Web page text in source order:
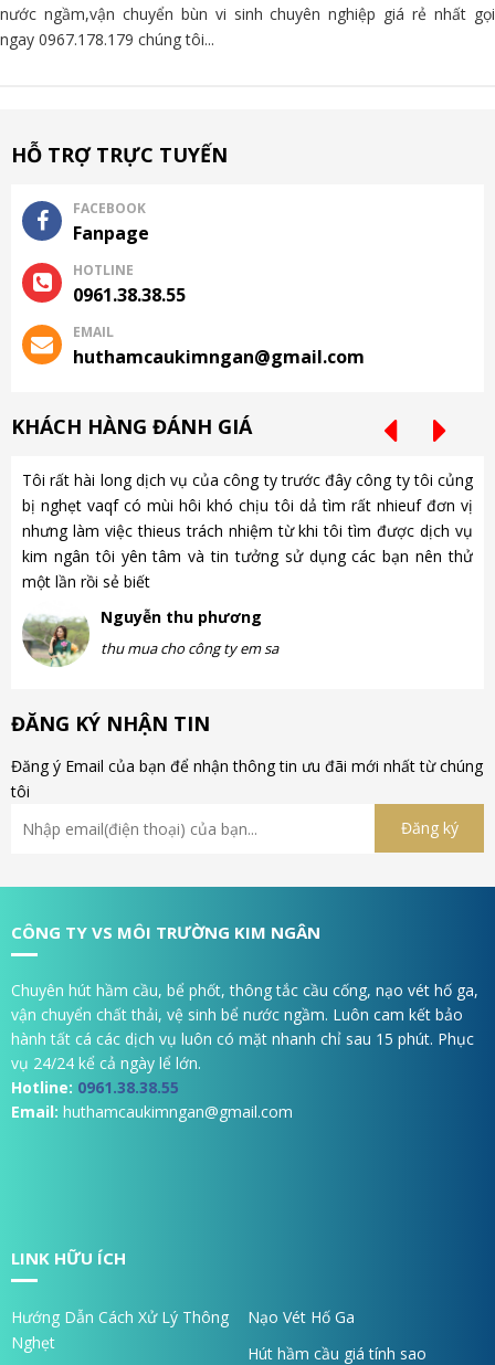
nước ngầm,vận chuyển bùn vi sinh chuyên nghiệp giá rẻ nhất gọi
ngay 0967.178.179 chúng tôi...
HỖ TRỢ TRỰC TUYẾN
FACEBOOK
Fanpage
HOTLINE
0961.38.38.55
EMAIL
huthamcaukimngan@gmail.com
KHÁCH HÀNG ĐÁNH GIÁ
Tôi rất hài long dịch vụ của công ty trước đây công ty tôi củng
bị nghẹt vaqf có mùi hôi khó chịu tôi dả tìm rất nhieuf đơn vị
nhưng làm việc thieus trách nhiệm từ khi tôi tìm được dịch vụ
kim ngân tôi yên tâm và tin tưởng sử dụng các bạn nên thử
một lần rồi sẻ biết
Nguyễn thu phương
thu mua cho công ty em sa
ĐĂNG KÝ NHẬN TIN
Đăng ý Email của bạn để nhận thông tin ưu đãi mới nhất từ chúng
tôi
CÔNG TY VS MÔI TRƯỜNG KIM NGÂN
Chuyên hút hầm cầu, bể phốt, thông tắc cầu cống, nạo vét hố ga,
vận chuyển chất thải, vệ sinh bể nước ngầm. Luôn cam kết bảo
hành tất cá các dịch vụ luôn có mặt nhanh chỉ sau 15 phút. Phục
vụ 24/24 kể cả ngày lể lớn.
Hotline: 0961.38.38.55
Email: huthamcaukimngan@gmail.com
LINK HỮU ÍCH
Hướng Dẫn Cách Xử Lý Thông
Nghẹt
Nạo Vét Hố Ga
Hút hầm cầu giá tính sao